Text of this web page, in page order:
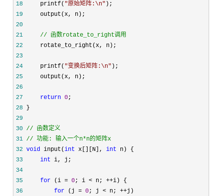
18
     printf(
"原始矩阵:\n"
19
20
21
// 函数rotate_to_right调用
22
23
24
     printf(
"变换后矩阵:\n"
25
26
27
return 0
28
29
30 //
31 // 功能: 输入一个n*n的矩阵x
32 void input(int x[][N], int
33
int
34
35
for (i = 0; i < n; ++
36
for (j = 0; j < n; ++